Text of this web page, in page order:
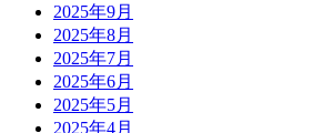
2025年9月
2025年8月
2025年7月
2025年6月
2025年5月
2025年4月